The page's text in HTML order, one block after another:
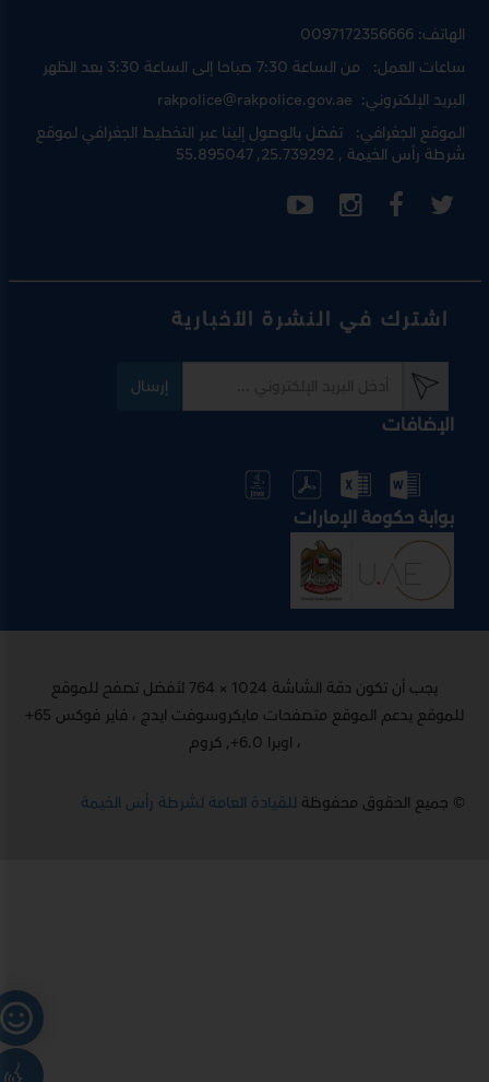
الهاتف:0097172356666
ساعات العمل: من الساعة 7:30 صباحا إلى الساعة 3:30 بعد الظهر
البريد الإلكتروني:rakpolice@rakpolice.gov.ae
الموقع الجغرافي: تفضل بالوصول إلينا عبرالتخطيط الجغرافي لموقع
شرطة رأس الخيمة, 25.739292, 55.895047
اشترك في النشرة الأخبارية
إرسال
الإضافات
بوابة حكومة الإمارات
يجب أن تكون دقة الشاشة 1024 × 764 لأفضل تصفح للموقع
للموقع يدعم الموقع متصفحات مايكروسوفت ايدج ، فاير فوكس 65+
، اوبرا 6.0+, كروم
© جميع الحقوق محفوظةللقيادة العامة لشرطة رأس الخيمة